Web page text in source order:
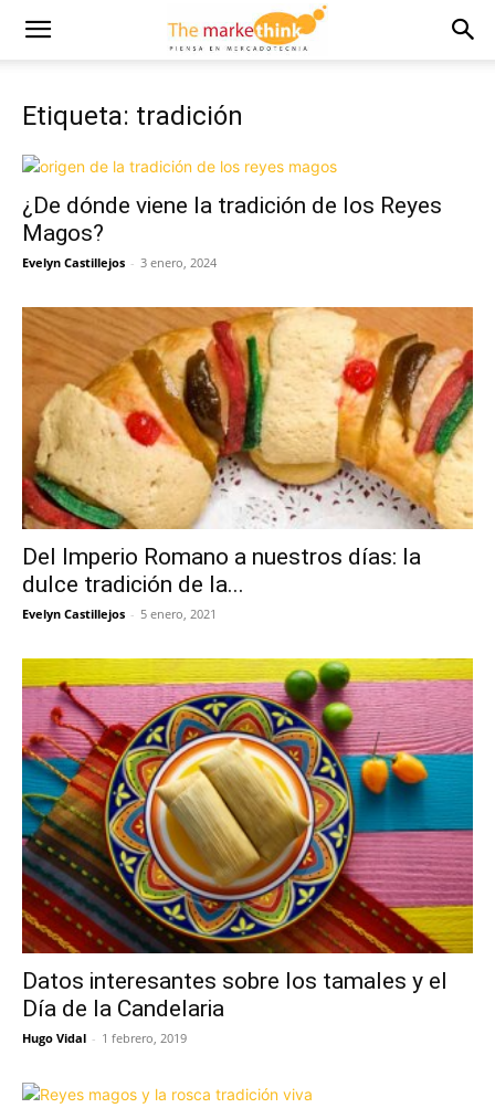
Etiqueta: tradición
¿De dónde viene la tradición de los Reyes
Magos?
Evelyn Castillejos - 3 enero, 2024
Del Imperio Romano a nuestros días: la
dulce tradición de la...
Evelyn Castillejos - 5 enero, 2021
Datos interesantes sobre los tamales y el
Día de la Candelaria
Hugo Vidal - 1 febrero, 2019